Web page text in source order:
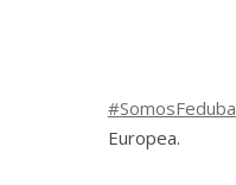
#SomosFeduba
Europea.